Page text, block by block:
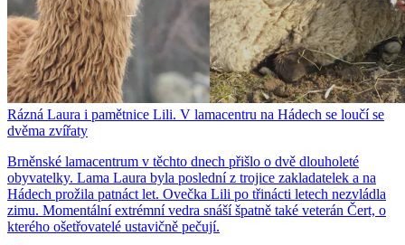
Rázná Laura i pamětnice Lili. V lamacentru na Hádech se loučí se
dvěma zvířaty
Brněnské lamacentrum v těchto dnech přišlo o dvě dlouholeté
obyvatelky. Lama Laura byla poslední z trojice zakladatelek a na
Hádech prožila patnáct let. Ovečka Lili po třinácti letech nezvládla
zimu. Momentální extrémní vedra snáší špatně také veterán Čert, o
kterého ošetřovatelé ustavičně pečují.